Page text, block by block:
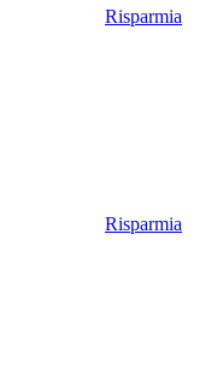
Risparmia
Risparmia